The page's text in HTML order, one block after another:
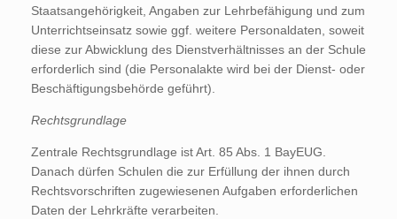
Staatsangehörigkeit, Angaben zur Lehrbefähigung und zum
Unterrichtseinsatz sowie ggf. weitere Personaldaten, soweit
diese zur Abwicklung des Dienstverhältnisses an der Schule
erforderlich sind (die Personalakte wird bei der Dienst- oder
Beschäftigungsbehörde geführt).
Rechtsgrundlage
Zentrale Rechtsgrundlage ist Art. 85 Abs. 1 BayEUG.
Danach dürfen Schulen die zur Erfüllung der ihnen durch
Rechtsvorschriften zugewiesenen Aufgaben erforderlichen
Daten der Lehrkräfte verarbeiten.